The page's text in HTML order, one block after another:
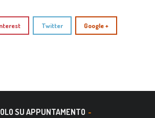
Twitter Google +
SU APPUNTAMENTO